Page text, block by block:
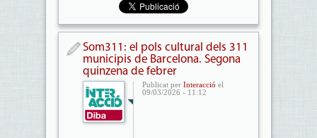
Som311: el pols cultural dels 311
municipis de Barcelona. Segona
quinzena de febrer
Publicat per Interacció el
09/03/2026 - 11:12